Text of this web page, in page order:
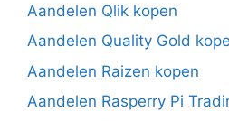
Aandelen Qlik kopen
Aandelen Quality Gold
Aandelen Raizen kopen
Aandelen Rasperry Pi